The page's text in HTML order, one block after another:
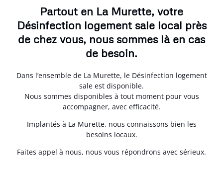
Partout en La Murette, votre
Désinfection logement sale local près
de chez vous, nous sommes là en cas
de besoin.
Dans l’ensemble de La Murette, le Désinfection logement
sale est disponible.
Nous sommes disponibles à tout moment pour vous
accompagner, avec efficacité.
Implantés à La Murette, nous connaissons bien les
besoins locaux.
Faites appel à nous, nous vous répondrons avec sérieux.